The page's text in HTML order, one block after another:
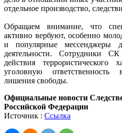
отдельное производство,
Обращаем внимание, что
активно вербуют, особенно
и популярные мессенджеры
деятельности. Сотрудники
действия террористического
уголовную
лишения свободы.
Официальные новости
Российской Федерации
Источник : Ссылка